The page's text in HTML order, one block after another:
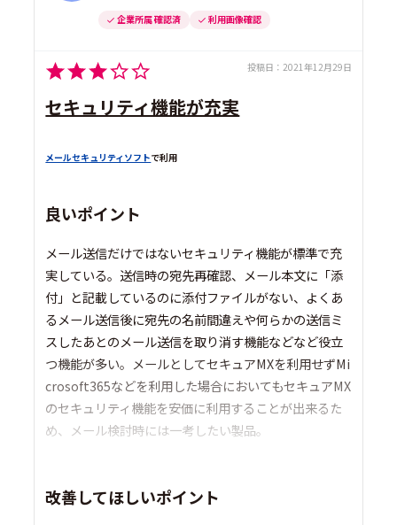
企業所属 確認済 利用画像確認
投稿日： 2021年12月29日
セキュリティ機能が充実
メールセキュリティソフトで利用
良いポイント
メール送信だけではないセキュリティ機能が標準で充
実している。送信時の宛先再確認、メール本文に「添
付」と記載しているのに添付ファイルがない、よくあ
るメール送信後に宛先の名前間違えや何らかの送信ミ
スしたあとのメール送信を取り消す機能などなど役立
つ機能が多い。メールとしてセキュアMXを利用せずMi
crosoft365などを利用した場合においてもセキュアMX
のセキュリティ機能を安価に利用することが出来るた
め、メール検討時には一考したい製品。
改善してほしいポイント